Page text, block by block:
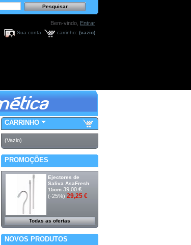
Bem-vindo, Entrar
carrinho: (vazio)
Sua conta
CARRINHO
(Vazio)
PROMOÇÕES
Ejectores de
Saliva AsaFresh
15cm 39,00 €
(-25%) 29,25 €
Todas as ofertas
NOVOS PRODUTOS